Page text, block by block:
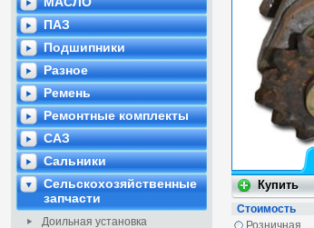
ПАЗ
Подшипники
Разное
Ремень
Ремонтные комплекты
САЗ
Сальники
Сельскохозяйственные
запчасти
Доильная установка
Стоимость